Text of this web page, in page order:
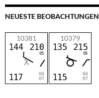
NEUESTE BEOBACHTUNGEN
10381 10379